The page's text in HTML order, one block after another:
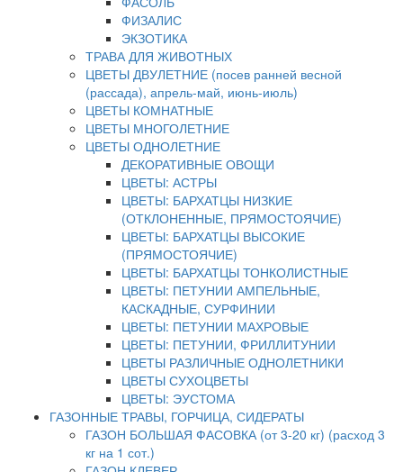
ФИЗАЛИС
ЭКЗОТИКА
ТРАВА ДЛЯ ЖИВОТНЫХ
ЦВЕТЫ ДВУЛЕТНИЕ (посев ранней весной
(рассада), апрель-май, июнь-июль)
ЦВЕТЫ КОМНАТНЫЕ
ЦВЕТЫ МНОГОЛЕТНИЕ
ЦВЕТЫ ОДНОЛЕТНИЕ
ДЕКОРАТИВНЫЕ ОВОЩИ
ЦВЕТЫ: АСТРЫ
ЦВЕТЫ: БАРХАТЦЫ НИЗКИЕ
(ОТКЛОНЕННЫЕ, ПРЯМОСТОЯЧИЕ)
ЦВЕТЫ: БАРХАТЦЫ ВЫСОКИЕ
(ПРЯМОСТОЯЧИЕ)
ЦВЕТЫ: БАРХАТЦЫ ТОНКОЛИСТНЫЕ
ЦВЕТЫ: ПЕТУНИИ АМПЕЛЬНЫЕ,
КАСКАДНЫЕ, СУРФИНИИ
ЦВЕТЫ: ПЕТУНИИ МАХРОВЫЕ
ЦВЕТЫ: ПЕТУНИИ, ФРИЛЛИТУНИИ
ЦВЕТЫ РАЗЛИЧНЫЕ ОДНОЛЕТНИКИ
ЦВЕТЫ СУХОЦВЕТЫ
ЦВЕТЫ: ЭУСТОМА
ГАЗОННЫЕ ТРАВЫ, ГОРЧИЦА, СИДЕРАТЫ
ГАЗОН БОЛЬШАЯ ФАСОВКА (от 3-20 кг) (расход 3
кг на 1 сот.)